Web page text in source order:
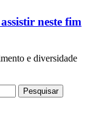
neste fim
e diversidade